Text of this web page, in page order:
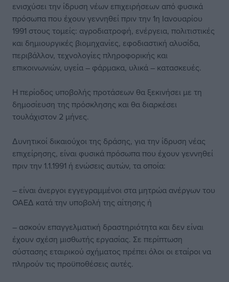
ενισχύσει την ίδρυση νέων επιχειρήσεων από φυσικά
πρόσωπα που έχουν γεννηθεί πριν την 1η Ιανουαρίου
1991 στους τομείς: αγροδιατροφή, ενέργεια, πολιτιστικές
και δημιουργικές βιομηχανίες, εφοδιαστική αλυσίδα,
περιβάλλον, τεχνολογίες πληροφορικής και
επικοινωνιών, υγεία – φάρμακα, υλικά – κατασκευές.
Η περίοδος υποβολής προτάσεων θα ξεκινήσει με τη
δημοσίευση της πρόσκλησης και θα διαρκέσει
τουλάχιστον 2 μήνες.
Δυνητικοί δικαιούχοι της δράσης, για την ίδρυση νέας
επιχείρησης, είναι φυσικά πρόσωπα που έχουν γεννηθεί
πριν την 1.1.1991 ή ενώσεις αυτών, τα οποία:
– είναι άνεργοι εγγεγραμμένοι στα μητρώα ανέργων του
ΟΑΕΔ κατά την υποβολή της αίτησης ή
– ασκούν επαγγελματική δραστηριότητα και δεν είναι
έχουν σχέση μισθωτής εργασίας. Σε περίπτωση
σύστασης εταιρικού σχήματος πρέπει όλοι οι εταίροι να
πληρούν τις προϋποθέσεις αυτές.